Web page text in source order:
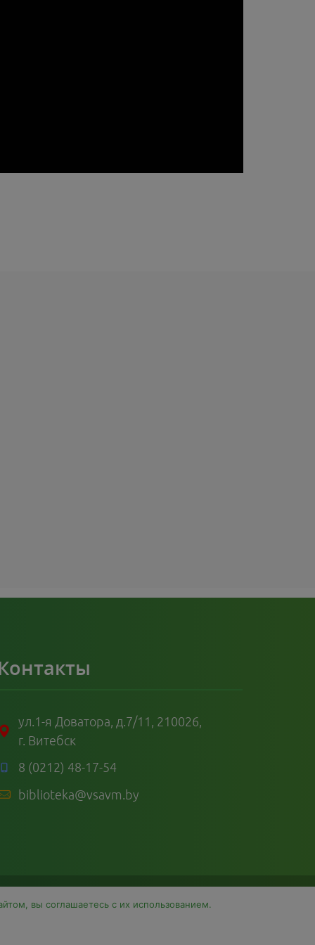
ул.1-я Доватора, д.7/11, 210026,
г. Витебск
8 (0212) 48-17-54
biblioteka@vsavm.by
вы соглашаетесь с их использованием.